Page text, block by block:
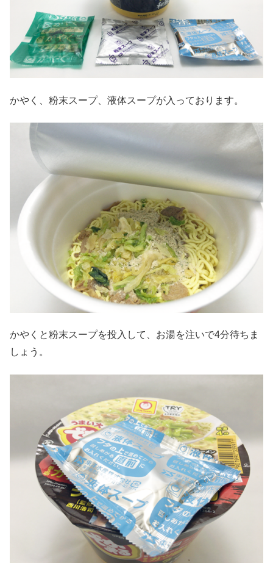
かやく、粉末スープ、液体スープが入っております。
かやくと粉末スープを投入して、お湯を注いで4分待ちま
しょう。